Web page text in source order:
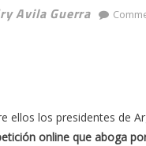
Avila Guerra
ellos los presidentes de
online que aboga